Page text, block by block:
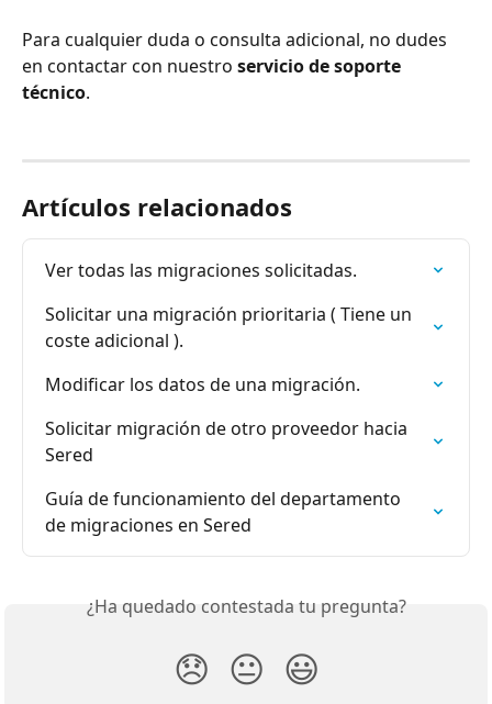
Para cualquier duda o consulta adicional, no dudes
en contactar con nuestro servicio de soporte
técnico.
Artículos relacionados
Ver todas las migraciones solicitadas.
Solicitar una migración prioritaria ( Tiene un
coste adicional ).
Modificar los datos de una migración.
Solicitar migración de otro proveedor hacia
Sered
Guía de funcionamiento del departamento
de migraciones en Sered
¿Ha quedado contestada tu pregunta?
😞 😐 😃